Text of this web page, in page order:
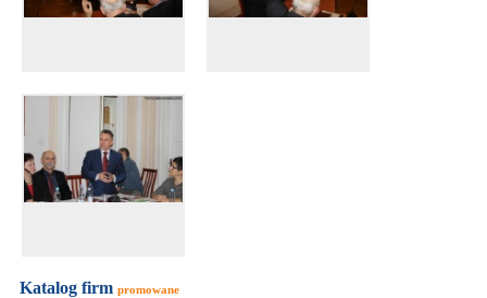
Katalog firm promowane